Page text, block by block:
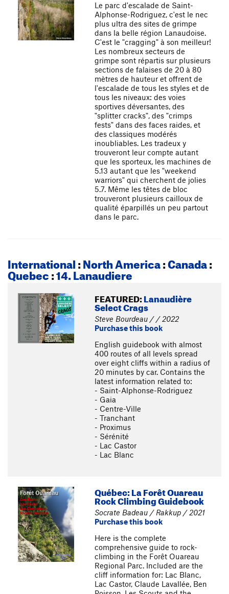
Le parc d'escalade de Saint-
Alphonse-Rodriguez, c'est le nec
plus ultra des sites de grimpe
dans la belle région Lanaudoise.
C'est le "cragging" à son meilleur!
Les nombreux secteurs de
grimpe sont répartis sur plusieurs
sections de falaises de 20 à 80
mètres de hauteur et offrent de
l'escalade de tous les styles et de
tous les niveaux: des voies
sportives déversantes, des
"splitter cracks", des "crimps
fests" dans des faces raides, et
des classiques modérés
inoubliables. Les tradeux y
trouveront leur compte autant
que les sporteux, les machines de
5.13 autant que les "weekend
warriors" qui cherchent de jolies
5.7. Même les têtes de bloc
trouveront plusieurs cailloux de
qualité éparpillés un peu partout
dans le parc.
International:North America:Canada:
Quebec:14. Lanaudiere
FEATURED:Lanaudière
Select Crags
Steve Bourdeau / / 2022
Purchase this book
English guidebook with almost
400 routes of all levels spread
over eight cliffs within a radius of
20 minutes by car. Contains the
latest information related to:
- Saint-Alphonse-Rodriguez
- Gaia
- Centre-Ville
- Tranchant
- Proximus
- Sérénité
- Lac Castor
- Lac Blanc
Québec: La Forêt Ouareau
Rock Climbing Guidebook
Socrate Badeau / Rakkup / 2021
Purchase this book
Here is the complete
comprehensive guide to rock-
climbing in the Forêt Ouareau
Regional Parc. Included are the
cliff information for: Lac Blanc,
Lac Castor, Claude Lavallée, Ben